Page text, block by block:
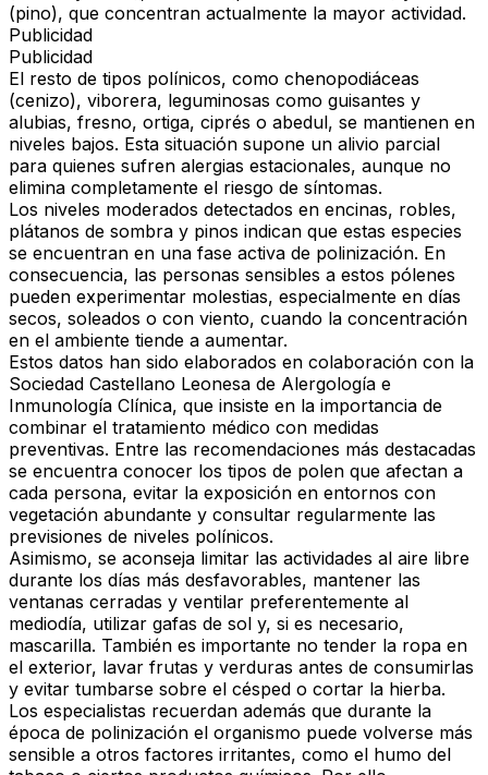
(pino), que concentran actualmente la mayor actividad.
Publicidad
Publicidad
El resto de tipos polínicos, como chenopodiáceas
(cenizo), viborera, leguminosas como guisantes y
alubias, fresno, ortiga, ciprés o abedul, se mantienen en
niveles bajos. Esta situación supone un alivio parcial
para quienes sufren alergias estacionales, aunque no
elimina completamente el riesgo de síntomas.
Los niveles moderados detectados en encinas, robles,
plátanos de sombra y pinos indican que estas especies
se encuentran en una fase activa de polinización. En
consecuencia, las personas sensibles a estos pólenes
pueden experimentar molestias, especialmente en días
secos, soleados o con viento, cuando la concentración
en el ambiente tiende a aumentar.
Estos datos han sido elaborados en colaboración con la
Sociedad Castellano Leonesa de Alergología e
Inmunología Clínica, que insiste en la importancia de
combinar el tratamiento médico con medidas
preventivas. Entre las recomendaciones más destacadas
se encuentra conocer los tipos de polen que afectan a
cada persona, evitar la exposición en entornos con
vegetación abundante y consultar regularmente las
previsiones de niveles polínicos.
Asimismo, se aconseja limitar las actividades al aire libre
durante los días más desfavorables, mantener las
ventanas cerradas y ventilar preferentemente al
mediodía, utilizar gafas de sol y, si es necesario,
mascarilla. También es importante no tender la ropa en
el exterior, lavar frutas y verduras antes de consumirlas
y evitar tumbarse sobre el césped o cortar la hierba.
Los especialistas recuerdan además que durante la
época de polinización el organismo puede volverse más
sensible a otros factores irritantes, como el humo del